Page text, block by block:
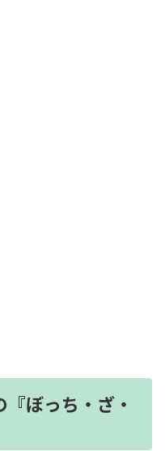
ぼっち・ざ・